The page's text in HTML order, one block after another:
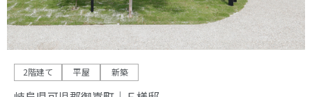
2階建て 平屋 新築